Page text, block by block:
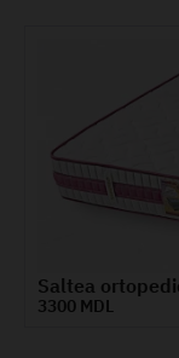
Saltea ortopedica SOMNEO VIS 0.9x1.9 m